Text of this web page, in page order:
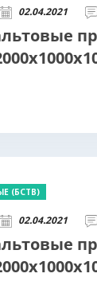
02.04.2021
(БСТВ)
02.04.2021